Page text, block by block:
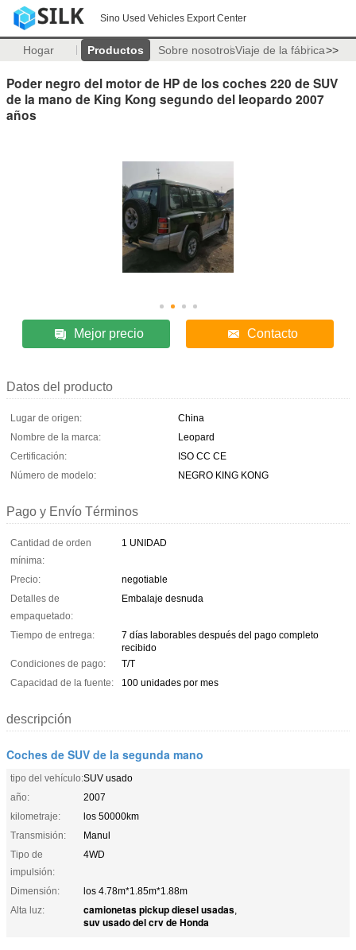
Sino Used Vehicles Export Center
Hogar Productos Sobre nosotrosViaje de la fábrica>>
Poder negro del motor de HP de los coches 220 de SUV
de la mano de King Kong segundo del leopardo 2007
años
Mejor precio Contacto
Datos del producto
Lugar de origen:
China
Nombre de la marca:
Leopard
Certificación:
ISO CC CE
Número de modelo:
NEGRO KING KONG
Pago y Envío Términos
Cantidad de orden
mínima:
1 UNIDAD
Precio:
negotiable
Detalles de
empaquetado:
Embalaje desnuda
Tiempo de entrega:
7 días laborables después del pago completo
recibido
Condiciones de pago:
T/T
Capacidad de la fuente:
100 unidades por mes
descripción
Coches de SUV de la segunda mano
tipo del vehículo:SUV usado
año:
2007
kilometraje:
los 50000km
Transmisión:
Manul
Tipo de
impulsión:
4WD
Dimensión:
los 4.78m*1.85m*1.88m
Alta luz:
camionetas pickup diesel usadas,
suv usado del crv de Honda